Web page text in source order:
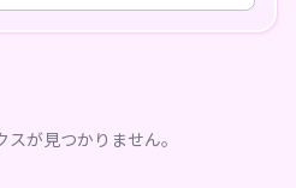
が見つかりません。